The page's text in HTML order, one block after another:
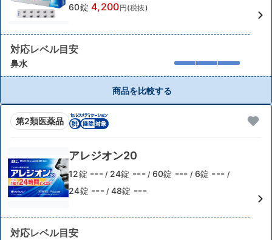
60錠 4,200円(税抜)
対応レベル目安
鼻水
商品を比較する
第2類医薬品
アレジオン20
12錠 --- / 24錠 --- / 60錠 --- / 6錠 --- /
24錠 --- / 48錠 ---
対応レベル目安